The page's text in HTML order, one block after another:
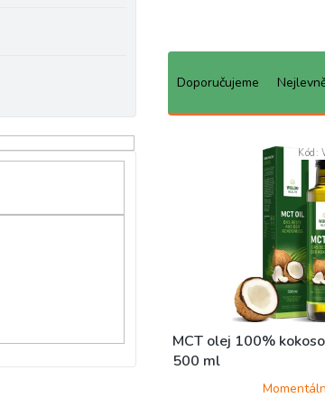
Ř
e
Doporučujeme
MCT olej 100%
500 ml
Kód: